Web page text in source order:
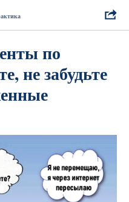
по
не забудьте